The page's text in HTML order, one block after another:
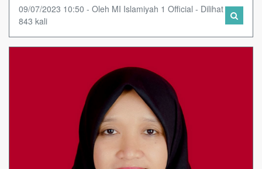
09/07/2023 10:50 - Oleh MI Islamiyah 1 Official - Dilihat
843 kali